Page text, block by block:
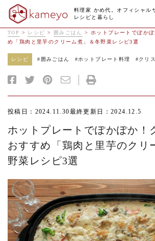
料理家 かめ代。オフィシャル
レシピと暮らし
TOP > レシピ > 囲みごはん > ホットプレートでぽか
め「鶏肉と里芋のクリーム煮」＆冬野菜レシピ3選
レシピ # 囲みごはん #ホットプレート料理 #クリ
投稿日：2024.11.30最終更新日：2024.12.5
ホットプレートでぽかぽか！
おすすめ「鶏肉と里芋のクリ
野菜レシピ3選